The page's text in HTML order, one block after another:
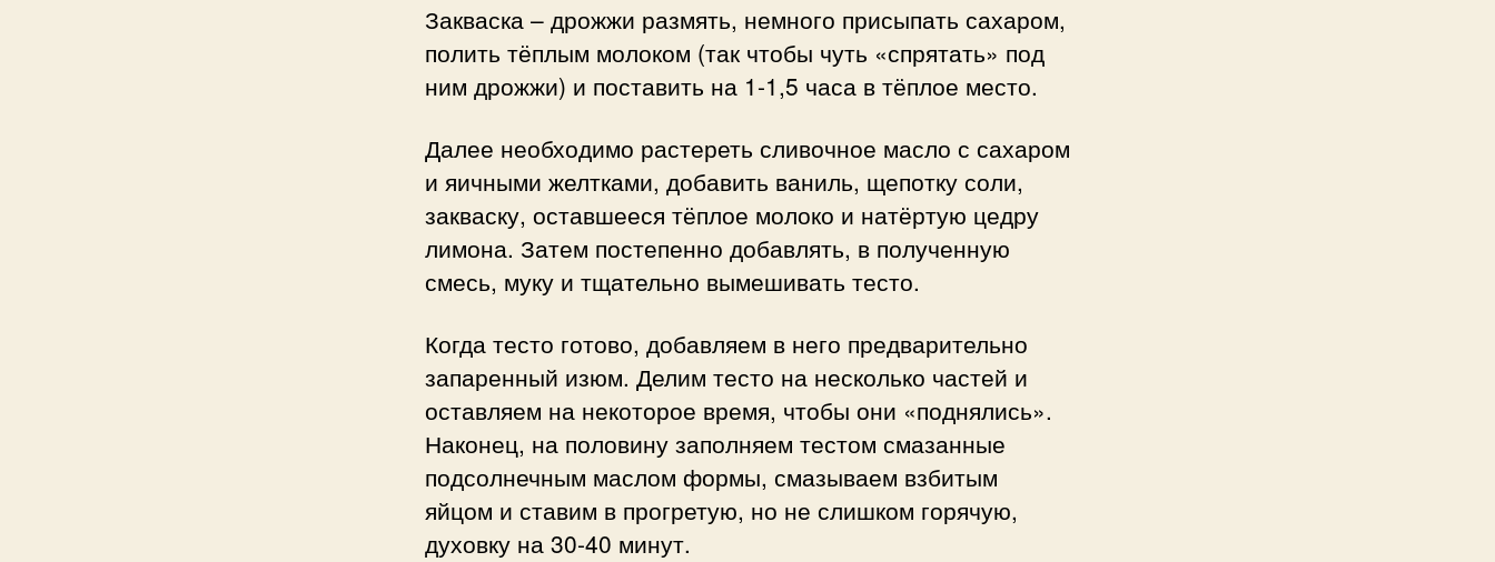
Закваска – дрожжи размять, немного присыпать сахаром,
полить тёплым молоком (так чтобы чуть «спрятать» под
ним дрожжи) и поставить на 1-1,5 часа в тёплое место.
Далее необходимо растереть сливочное масло с сахаром
и яичными желтками, добавить ваниль, щепотку соли,
закваску, оставшееся тёплое молоко и натёртую цедру
лимона. Затем постепенно добавлять, в полученную
смесь, муку и тщательно вымешивать тесто.
Когда тесто готово, добавляем в него предварительно
запаренный изюм. Делим тесто на несколько частей и
оставляем на некоторое время, чтобы они «поднялись».
Наконец, на половину заполняем тестом смазанные
подсолнечным маслом формы, смазываем взбитым
яйцом и ставим в прогретую, но не слишком горячую,
духовку на 30-40 минут.